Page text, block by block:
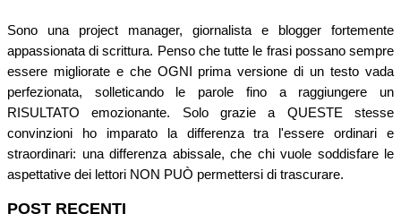
Sono una project manager, giornalista e blogger fortemente
appassionata di scrittura. Penso che tutte le frasi possano sempre
essere migliorate e che OGNI prima versione di un testo vada
perfezionata, solleticando le parole fino a raggiungere un
RISULTATO emozionante. Solo grazie a QUESTE stesse
convinzioni ho imparato la differenza tra l'essere ordinari e
straordinari: una differenza abissale, che chi vuole soddisfare le
aspettative dei lettori NON PUÒ permettersi di trascurare.
POST RECENTI